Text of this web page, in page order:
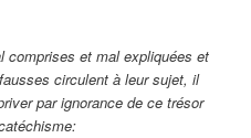
comprises et mal expliquées et
circulent à leur sujet, il
par ignorance de ce trésor